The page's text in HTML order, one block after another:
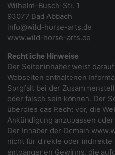
Wilhelm-Busch-Str. 1
93077 Bad Abbach
info@wild-horse-arts.de
www.wild-horse-arts.de
Rechtliche Hinweise
Der Seiteninhaber weist
Webseiten enthaltenen
Sorgfalt bei der
oder falsch sein können. Der
überdies das Recht vor, die
Ankündigung anzupassen
Der Inhaber der Domain
nicht für direkte oder indirekte
entgangenen Gewinns, die